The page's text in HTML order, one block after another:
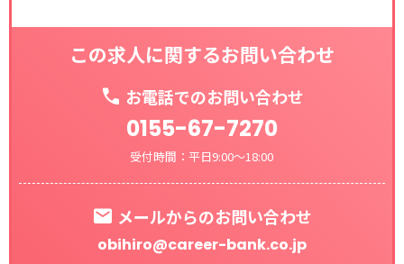
この求人に関するお問い合わせ
お電話でのお問い合わせ
0155-67-7270
受付時間：平日9:00～18:00
メールからのお問い合わせ
obihiro@career-bank.co.jp